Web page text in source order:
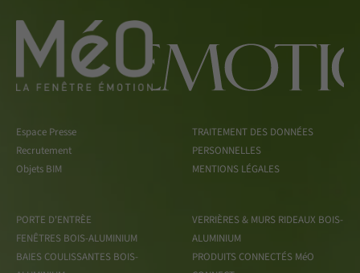
Espace Presse
Recrutement
Objets BIM
TRAITEMENT DES DONNÉES
PERSONNELLES
MENTIONS LÉGALES
PORTE D'ENTRÈE
FENÊTRES BOIS-ALUMINIUM
BAIES COULISSANTES BOIS-
VERRIÈRES & MURS RIDEAUX BOIS-
ALUMINIUM
PRODUITS CONNECTÉS MéO